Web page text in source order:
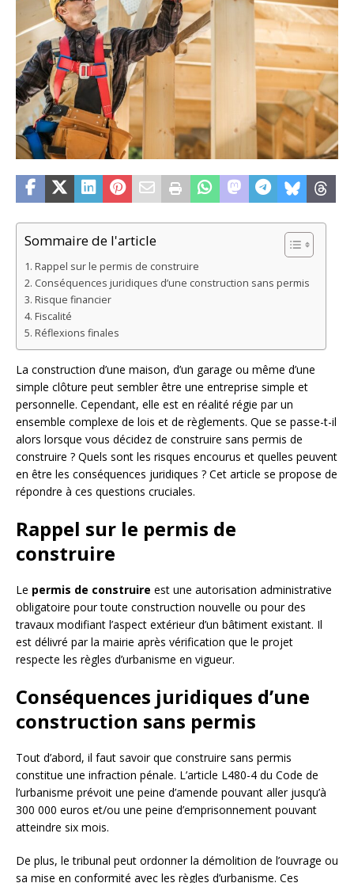
Sommaire de l'article
Rappel sur le permis de construire
Conséquences juridiques d’une construction sans permis
Risque financier
Fiscalité
Réflexions finales
La construction d’une maison, d’un garage ou même d’une
simple clôture peut sembler être une entreprise simple et
personnelle. Cependant, elle est en réalité régie par un
ensemble complexe de lois et de règlements. Que se passe-t-il
alors lorsque vous décidez de construire sans permis de
construire ? Quels sont les risques encourus et quelles peuvent
en être les conséquences juridiques ? Cet article se propose de
répondre à ces questions cruciales.
Rappel sur le permis de
construire
Le permis de construire est une autorisation administrative
obligatoire pour toute construction nouvelle ou pour des
travaux modifiant l’aspect extérieur d’un bâtiment existant. Il
est délivré par la mairie après vérification que le projet
respecte les règles d’urbanisme en vigueur.
Conséquences juridiques d’une
construction sans permis
Tout d’abord, il faut savoir que construire sans permis
constitue une infraction pénale. L’article L480-4 du Code de
l’urbanisme prévoit une peine d’amende pouvant aller jusqu’à
300 000 euros et/ou une peine d’emprisonnement pouvant
atteindre six mois.
De plus, le tribunal peut ordonner la démolition de l’ouvrage ou
sa mise en conformité avec les règles d’urbanisme. Ces